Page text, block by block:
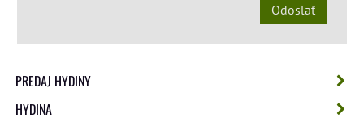
Odoslať
PREDAJ HYDINY
HYDINA